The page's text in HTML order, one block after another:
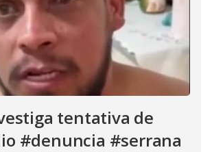
tentativa de
#denuncia #serrana